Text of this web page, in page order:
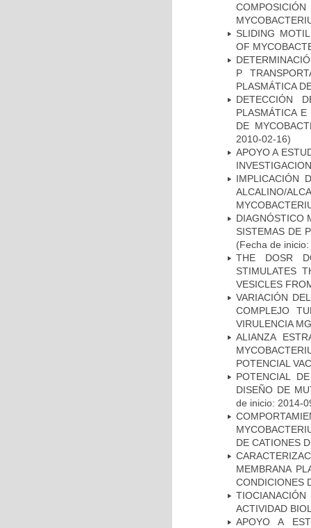
SLIDING
OF
P
PLASMÁTICA
DETECCIÓN
PLASMÁTICA
DE
2010-02-16)
APOYO A
IMPLICACIÓN
ALCALINO/
DIAGNÓSTICO
SISTEMAS DE
(Fecha de
THE DOSR
STIMULATES
VESICLES
VARIACIÓN
COMPLEJO
VIRULENCIA
ALIANZA
POTENCIAL
POTENCIAL
DISEÑO DE
de inicio: 2014-
DE CATIONES
MEMBRANA
CONDICIONES
ACTIVIDAD
APOYO A